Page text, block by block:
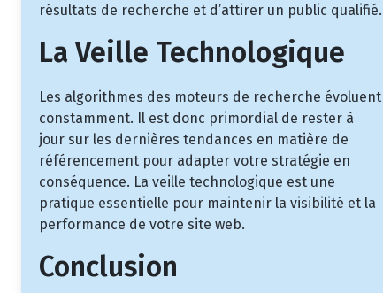
résultats de recherche et d’attirer un public qualifié.
La Veille Technologique
Les algorithmes des moteurs de recherche évoluent
constamment. Il est donc primordial de rester à
jour sur les dernières tendances en matière de
référencement pour adapter votre stratégie en
conséquence. La veille technologique est une
pratique essentielle pour maintenir la visibilité et la
performance de votre site web.
Conclusion